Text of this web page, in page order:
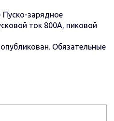
Пуско-зарядное
ток 800A, пиковой
Обязательные